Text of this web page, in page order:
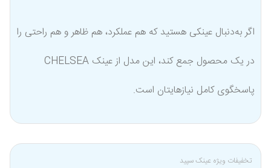
اگر به‌دنبال عینکی هستید که هم عملکرد، هم ظاهر و هم راحتی را
در یک محصول جمع کند، این مدل از عینک CHELSEA
پاسخگوی کامل نیازهایتان است.
تخفیفات ویژه عینک سپید